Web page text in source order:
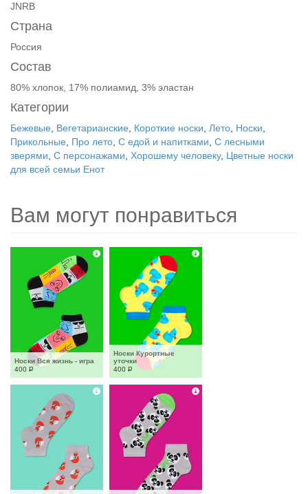
JNRB
Страна
Россия
Состав
80% хлопок, 17% полиамид, 3% эластан
Категории
Бежевые Вегетарианские Короткие носки Лето Носки
Прикольные
Про лето С едой и напитками С лесными
зверями С персонажами Хорошему человеку, Цветные носки
для всей семьи Енот
Вам могут понравиться
Носки Вся жизнь - игра
400 Р
Носки Курортные
уточки
400 Р